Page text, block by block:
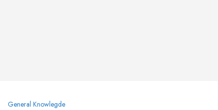
General Knowlegde